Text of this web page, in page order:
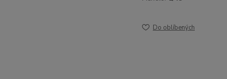
Do oblíbených